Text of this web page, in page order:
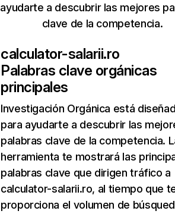
ayudarte a descubrir las mejores
clave de la competencia.
calculator-salarii.ro
Palabras clave orgánicas
principales
Investigación Orgánica está
para ayudarte a descubrir las
palabras clave de la competencia.
herramienta te mostrará las
palabras clave que dirigen tráfico a
calculator-salarii.ro, al tiempo que
proporciona el volumen de